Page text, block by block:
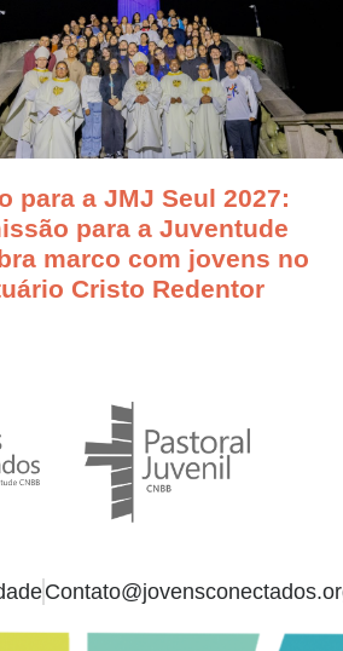
para a JMJ Seul 2027:
para a Juventude
marco com jovens no
Cristo Redentor